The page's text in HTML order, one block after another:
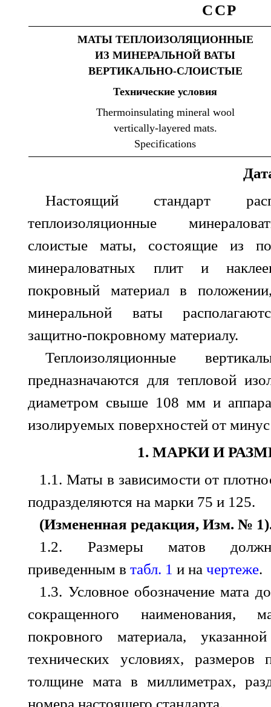
ССР
МАТЫ ТЕПЛОИЗОЛЯЦИОННЫЕ
ИЗ МИНЕРАЛЬНОЙ ВАТЫ
ВЕРТИКАЛЬНО-СЛОИСТЫЕ
Технические условия
Thermoinsulating mineral wool
vertically-layered mats.
Specifications
Настоящий стандарт
теплоизоляционные
слоистые маты, состоящие из
минераловатных плит и
покровный материал в
минеральной ваты
защитно-покровному материалу.
Теплоизоляционные
предназначаются для тепловой
диаметром свыше 108 мм и
изолируемых поверхностей от
1. МАРКИ И
1.1. Маты в зависимости от
подразделяются на марки 75 и 125.
(Измененная редакция, Изм. №
1.2. Размеры матов должны
приведенным втабл. 1 и начертеже.
1.3. Условное обозначение мата
сокращенного наименования,
покровного материала,
технических условиях,
толщине мата в миллиметрах,
номера настоящего стандарта.